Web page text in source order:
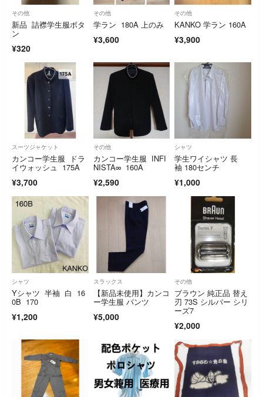
その他
新品 詰襟学生服ボタ
ン
¥320
その他
学ラン 180A 上のみ
¥3,600
その他
KANKO 学ラン 160A
¥3,900
スーツジャケット
カンコー学生服 ドラ
イウォッシュ 175A
¥3,700
その他
カンコー学生服 INFI
NISTA∞ 160A
¥2,590
シャツ
学生ワイシャツ 長
袖 180センチ
¥1,000
シャツ
Yシャツ 半袖 白 16
0B 170
¥1,200
スラックス
【新品未使用】カンコ
ー学生服 パンツ
¥5,000
その他
ブラウン 純正品 替え
刃 73S シルバー シリ
ーズ7
¥2,000